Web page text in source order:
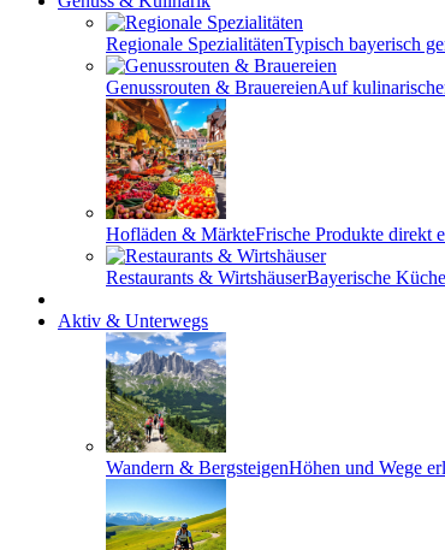
Regionale SpezialitätenTypisch bayerisch
Genussrouten & BrauereienAuf
Hofläden & MärkteFrische Produkte direkt
Restaurants & WirtshäuserBayerische
Aktiv & Unterwegs
Wandern & BergsteigenHöhen und Wege